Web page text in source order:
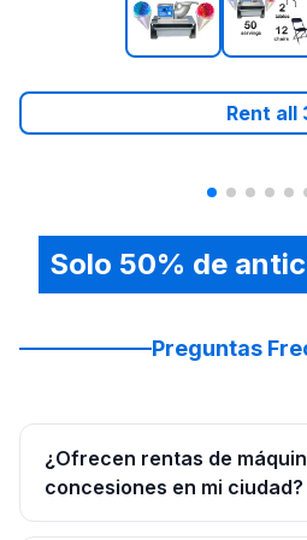
Rent all
Solo 50% de
Preguntas
¿Ofrecen rentas de
concesiones en mi ciudad?